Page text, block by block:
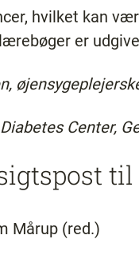
hvilket kan
er
Center,
Mårup (red.)